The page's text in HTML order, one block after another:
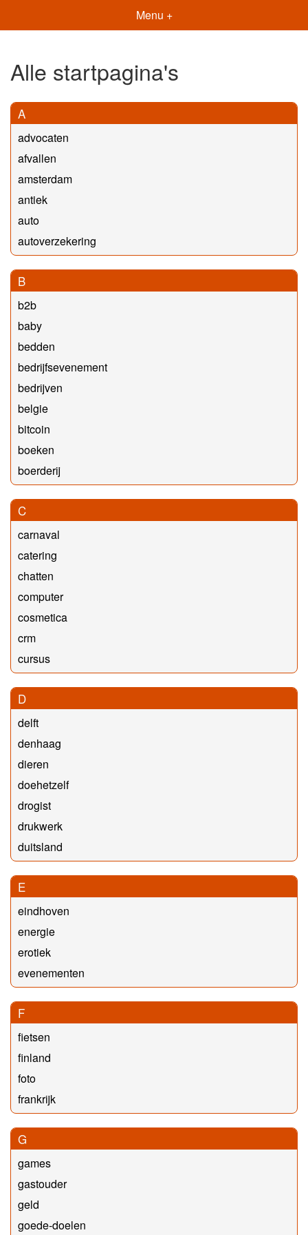
Menu +
Alle startpagina's
A
advocaten
afvallen
amsterdam
antiek
auto
autoverzekering
B
b2b
baby
bedden
bedrijfsevenement
bedrijven
belgie
bitcoin
boeken
boerderij
C
carnaval
catering
chatten
computer
cosmetica
crm
cursus
D
delft
denhaag
dieren
doehetzelf
drogist
drukwerk
duitsland
E
eindhoven
energie
erotiek
evenementen
F
fietsen
finland
foto
frankrijk
G
games
gastouder
geld
goede-doelen